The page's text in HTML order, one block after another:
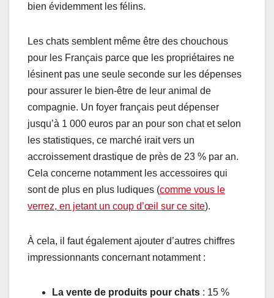
bien évidemment les félins.
Les chats semblent même être des chouchous
pour les Français parce que les propriétaires ne
lésinent pas une seule seconde sur les dépenses
pour assurer le bien-être de leur animal de
compagnie. Un foyer français peut dépenser
jusqu’à 1 000 euros par an pour son chat et selon
les statistiques, ce marché irait vers un
accroissement drastique de près de 23 % par an.
Cela concerne notamment les accessoires qui
sont de plus en plus ludiques (comme vous le
verrez, en jetant un coup d’œil sur ce site).
À cela, il faut également ajouter d’autres chiffres
impressionnants concernant notamment :
La vente de produits pour chats : 15 %